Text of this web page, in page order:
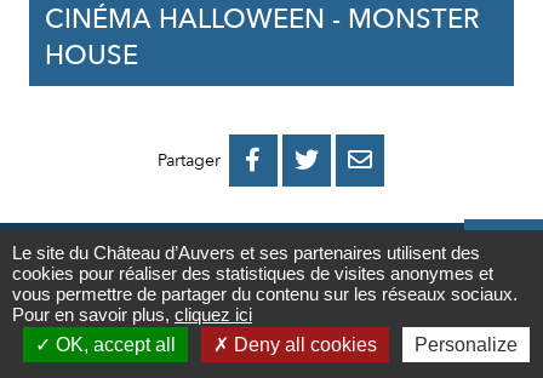
Contact

Newsletter
CINÉMA HALLOWEEN - MONSTER
HOUSE
Partager 
PARTAGER
FACEBOOK
PARTAGER
TWITTER
PARTAGER
E-
MAIL
NEWSLETTER
Le site du Château d’Auvers et ses partenaires utilisent des
cookies pour réaliser des statistiques de visites anonymes et
vous permettre de partager du contenu sur les réseaux sociaux.
Pour en savoir plus, cliquez ici
OK, accept all
Deny all cookies Personalize